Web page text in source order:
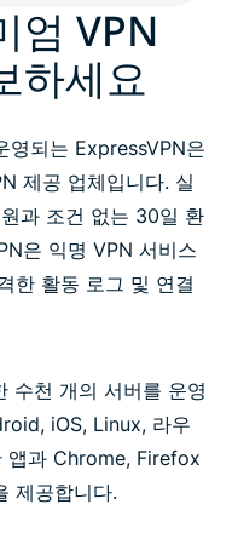
엄 VPN
하세요
영되는 ExpressVPN은
제공 업체입니다. 실
과 조건 없는 30일 환
은 익명 VPN 서비스
한 활동 로그 및 연결
수천 개의 서버를 운영
iOS, Linux, 라우
앱과 Chrome, Firefox
제공합니다.